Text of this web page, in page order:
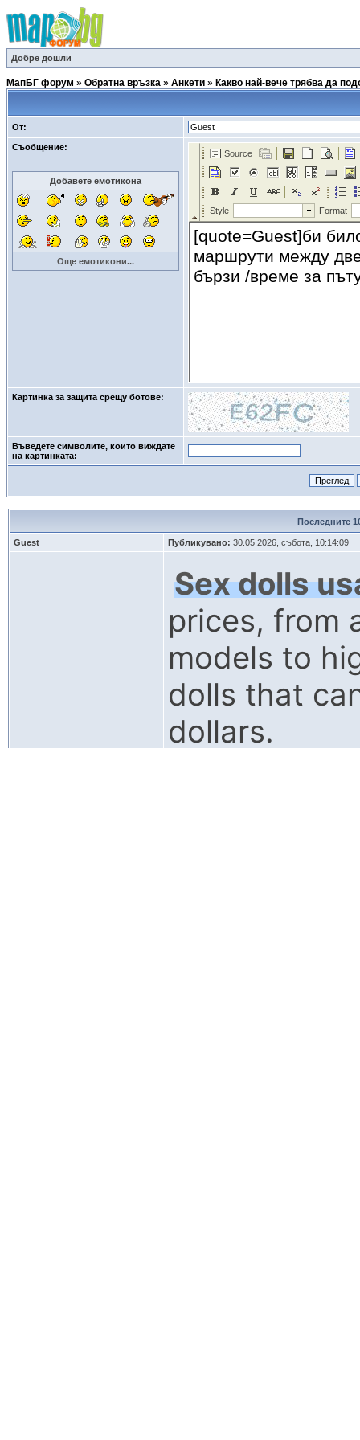
Добре дошли
МапБГ форум » Обратна връзка » Анкети » Какво най-вече трябва да
От:
Съобщение:
Добавете емотикона
Още емотикони...
Картинка за защита срещу ботове:
Въведете символите, които виждате
на картинката: